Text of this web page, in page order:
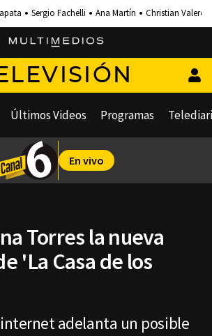
Sergio Fachelli Ana Martín Christian Valero
Últimos Videos Programas
En vivo
Torres la nueva
'La Casa de los
adelanta un posible